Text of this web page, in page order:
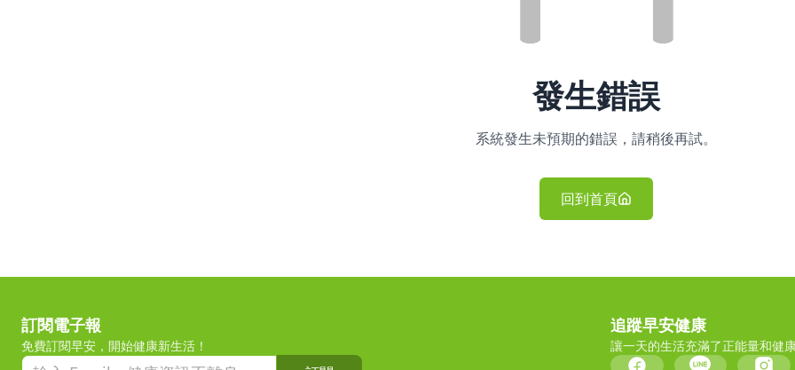
發生錯誤
系統發生未預期的錯誤，請稍後再試。
回到首頁
訂閱電子報
免費訂閱早安，開始健康新生活！
追蹤早安健康
讓一天的生活充滿了正能量和健